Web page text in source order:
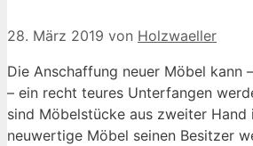
28. März 2019 von Holzwaeller
Die Anschaffung neuer Möbel
– ein recht teures Unterfangen
sind Möbelstücke aus zweiter
neuwertige Möbel seinen Besitzer